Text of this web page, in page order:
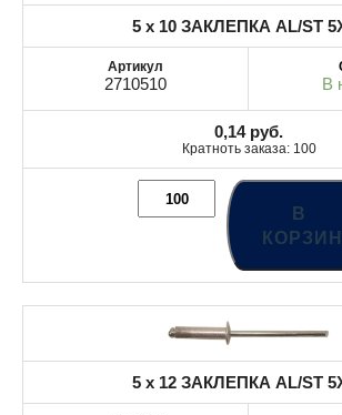
5 x 10 ЗАКЛЕПКА AL/ST
2710510 В
0,14 руб.
Кратноть заказа: 100
В
5 x 12 ЗАКЛЕПКА AL/ST